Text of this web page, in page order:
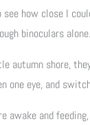
how close I
binoculars alone.
autumn shore,
one eye, and
awake and